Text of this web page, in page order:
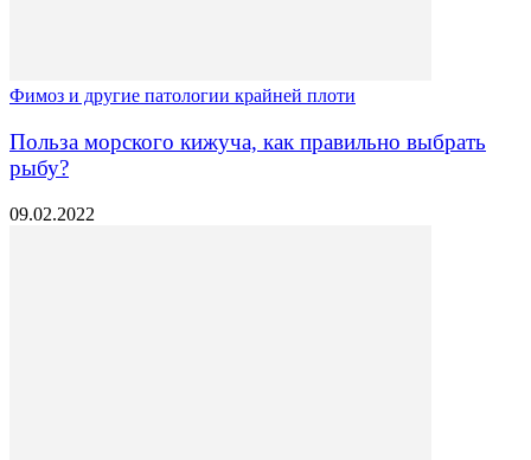
Фимоз и другие патологии крайней плоти
Польза морского кижуча, как правильно выбрать
рыбу?
09.02.2022